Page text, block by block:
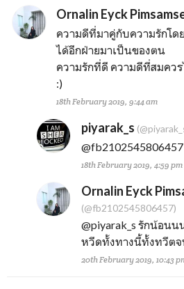
Ornalin Eyck
ความดีที่มาคู่กับความรักโด
ได้อีกฝ่ายมาเป็นของตน
ความรักที่ดี ความดีที่สมคว
:)
18th February 2019, 9:44 am
piyarak_s
@fb2102545806457
18th February 2019, 4:59 pm
Ornalin Eyck
(@fb2102545806457)
@piyarak_s รักน้อนน
หวีดทั้งทางนี้ทั้งทวีตจ
20th February 2019, 10:43